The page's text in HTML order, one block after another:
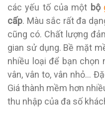
các yếu tố của một bộ
cấp. Màu sắc rất đa
cũng có. Chất lượng
gian sử dụng. Bề mặt
nhiều loại để bạn chọn
vân, vân to, vân nhỏ…
Giá thành mềm hơn
thu nhập của đa số